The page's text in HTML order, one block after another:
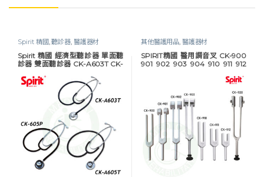
Spirit 精國,聽診器, 醫護器材
Spirit 精國 經濟型聽診器 單面聽
診器 雙面聽診器 CK-A603T CK-
其他醫護用品, 醫護器材
SPIRIT精國 醫用調音叉 CK-900
901 902 903 904 910 911 912